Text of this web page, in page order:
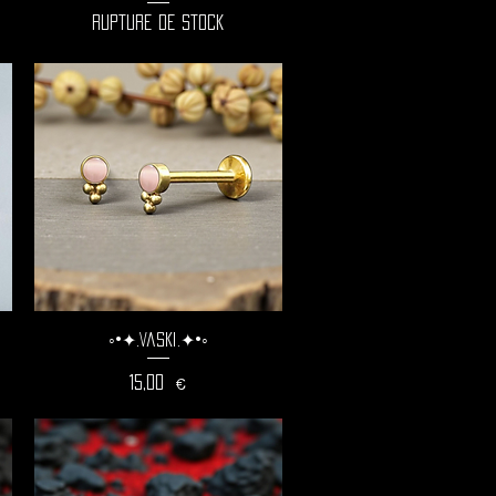
Rupture de stock
◦•✦.Vaski.✦•◦
Prix
15,00 €